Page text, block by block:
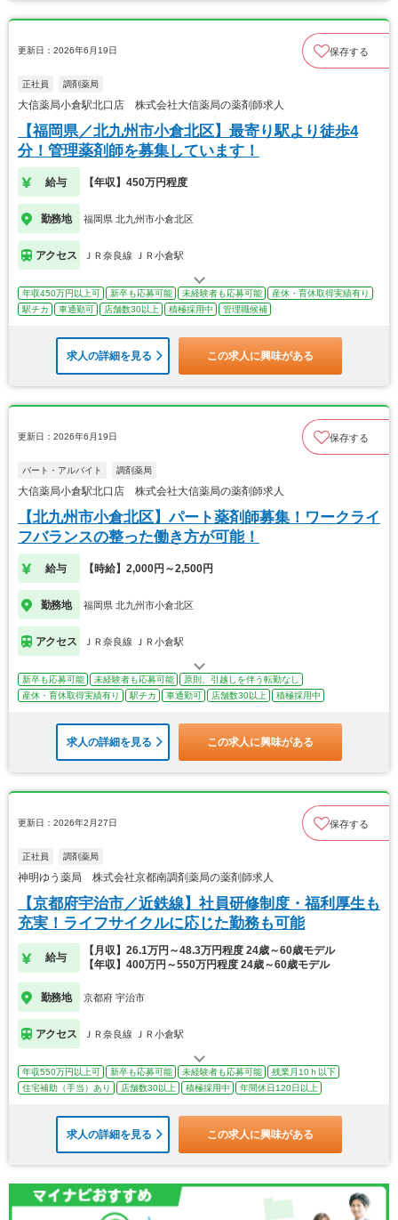
更新日：2026年6月19日 保存する
正社員 調剤薬局
大信薬局小倉駅北口店 株式会社大信薬局の薬剤師求人
【福岡県／北九州市小倉北区】最寄り駅より徒歩4
分！管理薬剤師を募集しています！
給与 【年収】450万円程度
勤務地 福岡県 北九州市小倉北区
アクセス ＪＲ奈良線 ＪＲ小倉駅
年収450万円以上可 新卒も応募可能 未経験者も応募可能
産休・育休取得実績有り
駅チカ
車通勤可 店舗数30以上 積極採用中 管理職候補
求人の詳細を見る この求人に興味がある
更新日：2026年6月19日 保存する
パート・アルバイト 調剤薬局
大信薬局小倉駅北口店 株式会社大信薬局の薬剤師求人
【北九州市小倉北区】パート薬剤師募集！ワークライ
フバランスの整った働き方が可能！
給与 【時給】2,000円～2,500円
勤務地 福岡県 北九州市小倉北区
アクセス ＪＲ奈良線 ＪＲ小倉駅
新卒も応募可能 未経験者も応募可能
原則、引越しを伴う転勤なし
産休・育休取得実績有り
駅チカ 車通勤可 店舗数30以上 積極採用中
求人の詳細を見る この求人に興味がある
更新日：2026年2月27日 保存する
正社員 調剤薬局
神明ゆう薬局 株式会社京都南調剤薬局の薬剤師求人
【京都府宇治市／近鉄線】社員研修制度・福利厚生も
充実！ライフサイクルに応じた勤務も可能
給与
【月収】26.1万円～48.3万円程度 24歳～60歳モデル
【年収】400万円～550万円程度 24歳～60歳モデル
勤務地 京都府 宇治市
アクセス ＪＲ奈良線 ＪＲ小倉駅
年収550万円以上可 新卒も応募可能 未経験者も応募可能
残業月10ｈ以下
住宅補助（手当）あり
店舗数30以上 積極採用中 年間休日120日以上
求人の詳細を見る この求人に興味がある